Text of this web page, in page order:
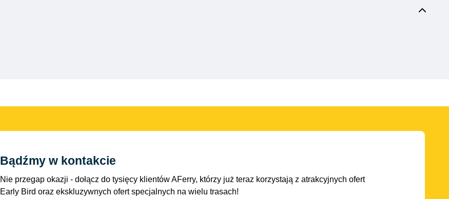
Bądźmy w kontakcie
Nie przegap okazji - dołącz do tysięcy klientów AFerry, którzy już teraz korzystają z atrakcyjnych ofert
Early Bird oraz ekskluzywnych ofert specjalnych na wielu trasach!